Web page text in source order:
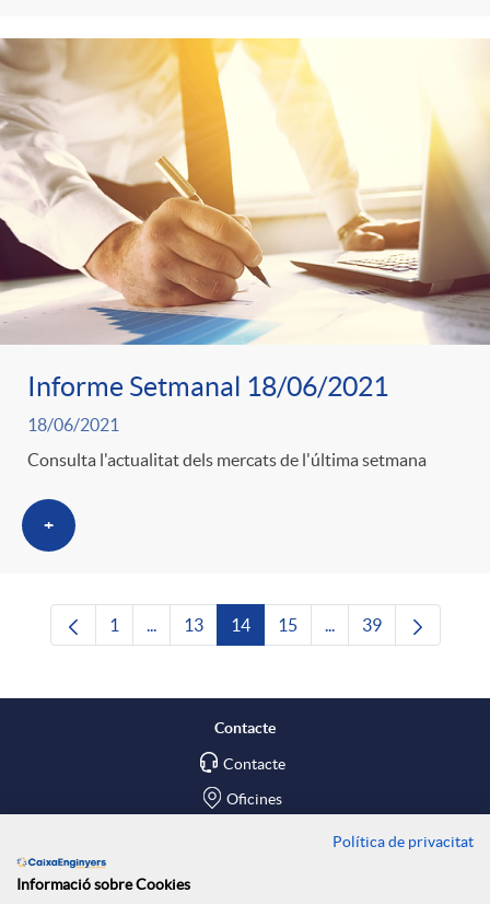
Informe Setmanal 18/06/2021
18/06/2021
Consulta l'actualitat dels mercats de l'última setmana
+
Pàgina
1 Pàgines intermèdies Utilitzeu TAB per
Pàgina
13 Pàgina
14 Pàgina
15 Pàgines intermèdies
Pàgina
39
Contacte
Contacte
Oficines
Política de privacitat
Informació sobre Cookies